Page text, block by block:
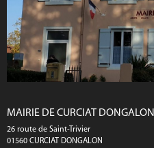
MAIRIE DE CURCIAT DONGALON
26 route de Saint-Trivier
01560 CURCIAT DONGALON